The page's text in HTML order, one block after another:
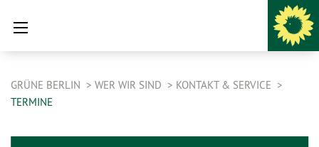
GRÜNE BERLIN WER WIR SIND
KONTAKT & SERVICE
TERMINE